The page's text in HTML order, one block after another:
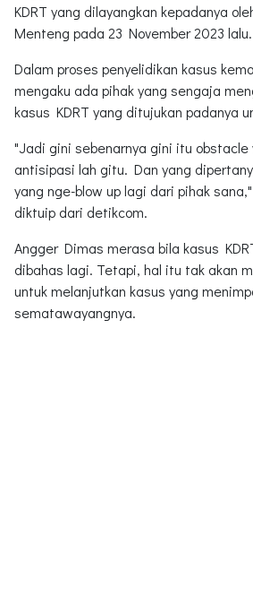
KDRT yang dilayangkan kepadanya
Menteng pada 23 November 2023 lalu.
Dalam proses penyelidikan kasus
mengaku ada pihak yang sengaja
kasus KDRT yang ditujukan padanya
"Jadi gini sebenarnya gini itu obstacle
antisipasi lah gitu. Dan yang
yang nge-blow up lagi dari pihak
diktuip dari detikcom.
Angger Dimas merasa bila kasus
dibahas lagi. Tetapi, hal itu tak akan
untuk melanjutkan kasus yang
sematawayangnya.